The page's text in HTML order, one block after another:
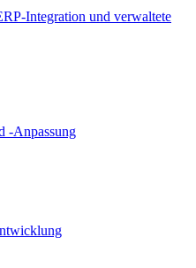
Integration und verwaltete
-Anpassung